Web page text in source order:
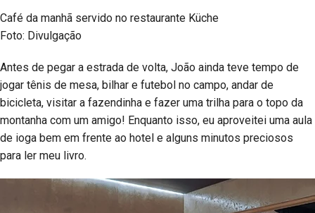
Café da manhã servido no restaurante Küche
Foto: Divulgação
Antes de pegar a estrada de volta, João ainda teve tempo de
jogar tênis de mesa, bilhar e futebol no campo, andar de
bicicleta, visitar a fazendinha e fazer uma trilha para o topo da
montanha com um amigo! Enquanto isso, eu aproveitei uma aula
de ioga bem em frente ao hotel e alguns minutos preciosos
para ler meu livro.